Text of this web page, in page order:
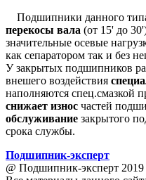
Подшипники данного
перекосы вала (от 15' до
значительные осевые
как сепаратором так и без
У закрытых подшипников
внешего воздействия
наполняются спец.смазкой
снижает износ частей
обслуживание закрытого
срока службы.
Подшипник-эксперт
@ Подшипник-эксперт 2019